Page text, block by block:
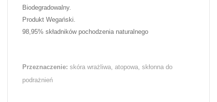
Biodegradowalny.
Produkt Wegański.
98,95% składników pochodzenia naturalnego
Przeznaczenie: skóra wrażliwa, atopowa, skłonna do
podrażnień